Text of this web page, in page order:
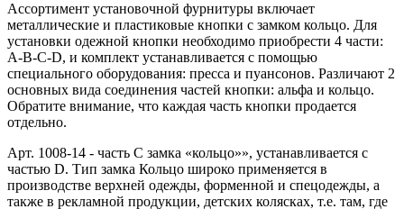
Ассортимент установочной фурнитуры включает
металлические и пластиковые кнопки с замком кольцо. Для
установки одежной кнопки необходимо приобрести 4 части:
A-B-C-D, и комплект устанавливается с помощью
специального оборудования: пресса и пуансонов. Различают 2
основных вида соединения частей кнопки: альфа и кольцо.
Обратите внимание, что каждая часть кнопки продается
отдельно.
Арт. 1008-14 - часть C замка «кольцо»», устанавливается с
частью D. Тип замка Кольцо широко применяется в
производстве верхней одежды, форменной и спецодежды, а
также в рекламной продукции, детских колясках, т.е. там, где